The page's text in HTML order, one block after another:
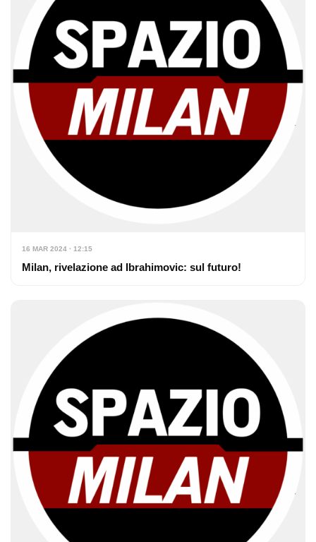
16 MAR 2024 · 12:15
Milan, rivelazione ad Ibrahimovic: sul futuro!